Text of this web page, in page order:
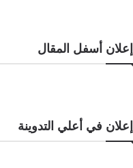
إعلان أسفل المقال
إعلان في أعلي التدوينة